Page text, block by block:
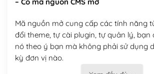
– Có mã nguồn CMS mở
Mã nguồn mở cung cấp các tính năng
đổi theme, tự cài plugin, tự quản lý, bạn
nó theo ý bạn mà không phải sử dụng
kỳ đơn vị nào.